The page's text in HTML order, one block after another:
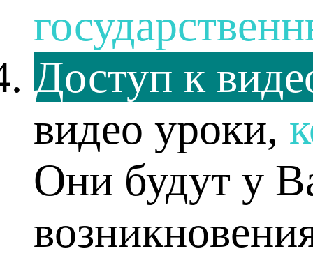
Доступ к
видео уроки,
Они будут у